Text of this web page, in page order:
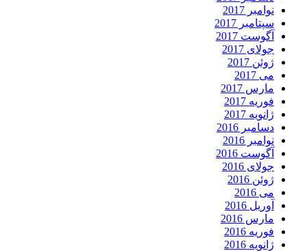
نوامبر 2017
سپتامبر 2017
آگوست 2017
جولای 2017
ژوئن 2017
می 2017
مارس 2017
فوریه 2017
ژانویه 2017
دسامبر 2016
نوامبر 2016
آگوست 2016
جولای 2016
ژوئن 2016
می 2016
آوریل 2016
مارس 2016
فوریه 2016
ژانویه 2016